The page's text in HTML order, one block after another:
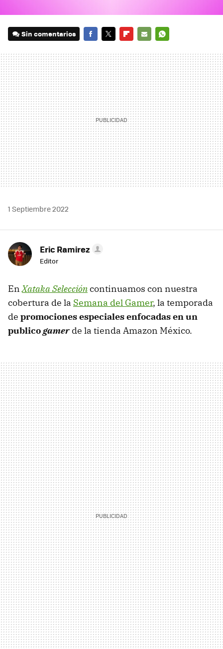
Sin comentarios
MAIL
1 Septiembre 2022
Eric Ramirez
Editor
EnXataka Seleccióncontinuamos con nuestra
cobertura de la Semana del Gamer, la temporada
de promociones especiales enfocadas en un
publicogamer de la tienda Amazon México.